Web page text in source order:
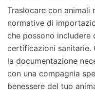
Traslocare con animali
normative di
che possono includere
certificazioni sanitarie.
la documentazione
con una compagnia
benessere del tuo